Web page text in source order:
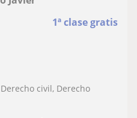
1ª clase gratis
civil, Derecho